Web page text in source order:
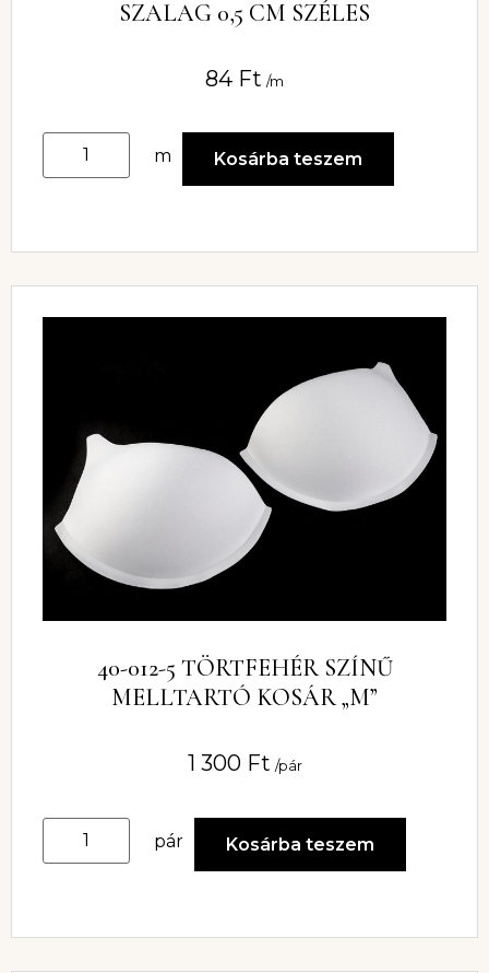
SZALAG 0,5 CM SZÉLES
84 Ft /m
m Kosárba teszem
40-012-5 TÖRTFEHÉR SZÍNŰ
MELLTARTÓ KOSÁR „M”
1 300 Ft /pár
pár Kosárba teszem